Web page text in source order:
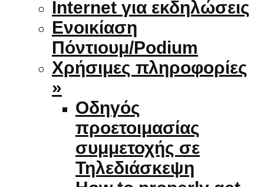
Internet για εκδηλώσεις
Ενοικίαση
Πόντιουμ/Podium
Χρήσιμες πληροφορίες
»
Οδηγός
προετοιμασίας
συμμετοχής σε
Τηλεδιάσκεψη